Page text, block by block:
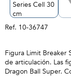
Ref. 10-36747
Figura Limit Breaker
de articulación. Las
Dragon Ball Super.